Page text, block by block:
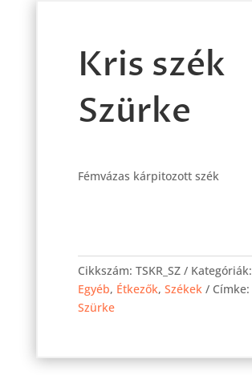
Kris szék
Szürke
Fémvázas kárpitozott szék
szék
Szürke
mennyiség
Cikkszám: TSKR_SZ
Kategóriák:
Egyéb, Étkezők, Székek
Címke:
Szürke